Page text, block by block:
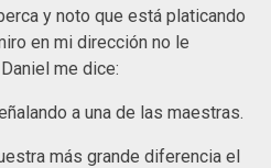
y noto que está platicando
en mi dirección no le
me dice:
a una de las maestras.
más grande diferencia el